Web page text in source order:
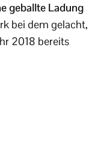
geballte Ladung
bei dem gelacht,
2018 bereits